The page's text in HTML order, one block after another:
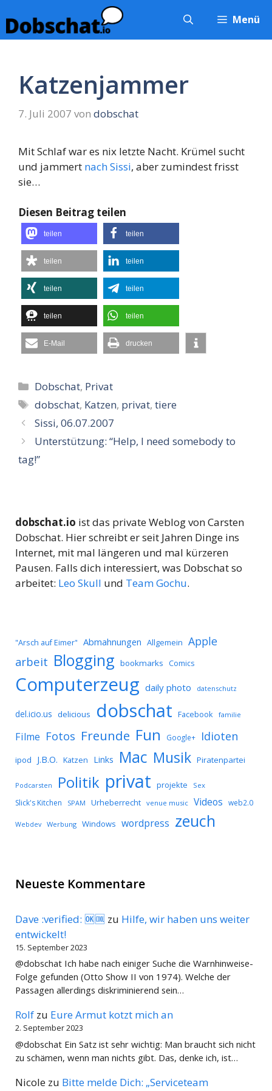
Inhalt
springen
Menü
Katzenjammer
7. Juli 2007 von dobschat
Mit Schlaf war es nix letzte Nacht. Krümel sucht
und jammert nach Sissi, aber zumindest frisst
sie…
Diesen Beitrag teilen
teilen teilen
teilen teilen
teilen teilen
teilen teilen
E-Mail drucken
Kategorien
Dobschat, Privat
Schlagwörter
dobschat, Katzen, privat,tiere
Sissi, 06.07.2007
Unterstützung: “Help, I need somebody to
tag!”
dobschat.io ist das private Weblog von Carsten
Dobschat. Hier schreibt er seit Jahren Dinge ins
Internet, mit mal längeren und mal kürzeren
Pausen. Falls dich interessiert, was Dobschat so
arbeitet: Leo Skull und Team Gochu.
"Arsch auf Eimer" Abmahnungen Allgemein Apple
arbeit Blogging bookmarks Comics
Computerzeug daily photo datenschutz
del.icio.us delicious dobschat Facebook familie
Filme Fotos Freunde Fun Google+ Idioten
ipod J.B.O. Katzen Links Mac Musik Piratenpartei
Podcarsten Politik privat projekte Sex
Slick's Kitchen SPAM Urheberrecht venue music Videos web2.0
Webdev Werbung Windows wordpress zeuch
Neueste Kommentare
Dave :verified: 🆗🆒 zu Hilfe, wir haben uns weiter
entwickelt!
15. September 2023
@dobschat Ich habe nach einiger Suche die Warnhinweise-
Folge gefunden (Otto Show II von 1974). Welche der
Passagen allerdings diskriminierend sein…
Rolf zu Eure Armut kotzt mich an
2. September 2023
@dobschat Ein Satz ist sehr wichtig: Man braucht sich nicht
zu schämen, wenn man nichts gibt. Das, denke ich, ist…
Nicole zu Bitte melde Dich: „Serviceteam